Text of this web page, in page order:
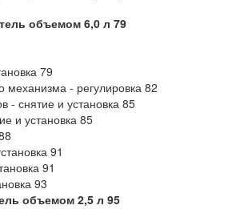
объемом 6,0 л 79
79
механизма - регулировка 82
- снятие и установка 85
и установка 85
91
91
93
объемом 2,5 л 95